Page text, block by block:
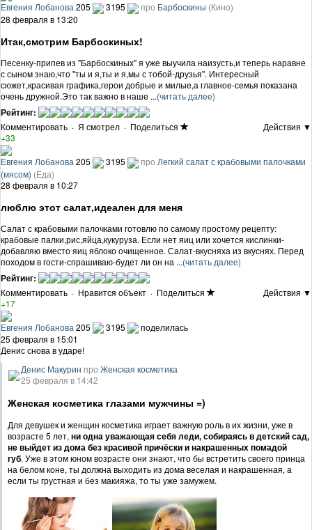
Евгения Лобанова 205 3195 про Барбоскины (Кино)
28 февраля в 13:20
Итак,смотрим Барбоскиных!
Песенку-припев из "Барбоскиных" я уже выучила наизусть,и теперь наравне
с сыном знаю,что "ты и я,ты и я,мы с тобой-друзья". Интересный
сюжет,красивая графика,герои добрые и милые,а главное-семья показана
очень дружной.Это так важно в наше ...(читать далее)
Рейтинг:
Комментировать · Я смотрел · Поделиться
Действия ▼
+33
Евгения Лобанова 205 3195 про Легкий салат с крабовыми палочками
(мясом) (Еда)
28 февраля в 10:27
люблю этот салат,идеален для меня
Салат с крабовыми палочками готовлю по самому простому рецепту:
крабовые палки,рис,яйца,кукуруза. Если нет яиц или хочется кислинки-
добавляю вместо яиц яблоко очищенное. Салат-вкусняха из вкуснях. Перед
походом в гости-спрашиваю-будет ли он на ...(читать далее)
Рейтинг:
Комментировать · Нравится объект · Поделиться
Действия ▼
+17
Евгения Лобанова 205 3195
поделилась
25 февраля в 15:01
Денис снова в ударе!
Денис Макурин про Женская косметика
25 февраля в 14:42
Женская косметика глазами мужчины =)
Для девушек и женщин косметика играет важную роль в их жизни, уже в
возрасте 5 лет, ни одна уважающая себя леди, собираясь в детский сад,
не выйдет из дома без красивой причёски и накрашенных помадой
губ. Уже в этом юном возрасте они знают, что бы встретить своего принца
на белом коне, ты должна выходить из дома веселая и накрашенная, а
если ты грустная и без макияжа, то ты уже замужем.